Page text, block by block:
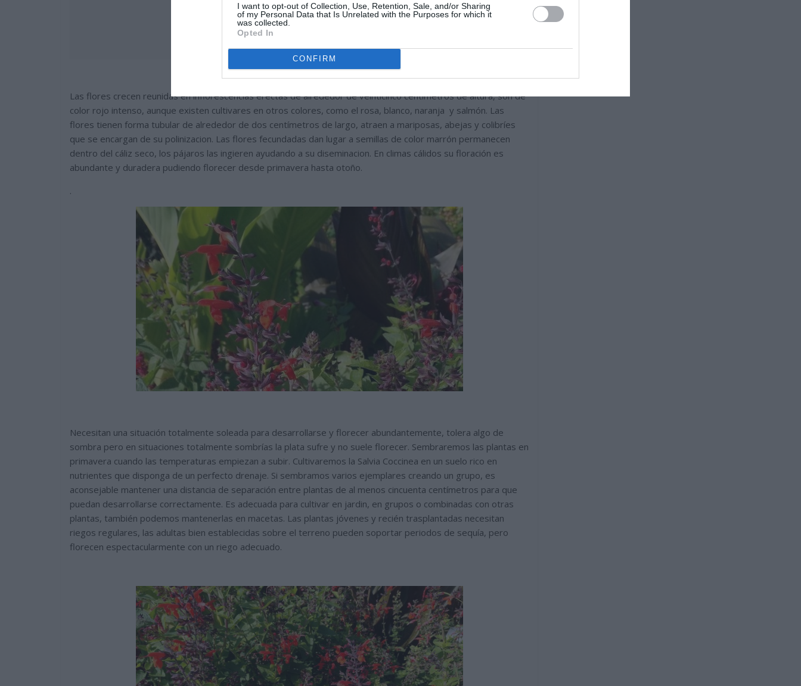
I want to opt-out of Collection, Use, Retention, Sale, and/or Sharing
of my Personal Data that Is Unrelated with the Purposes for which it
was collected.
Opted In
CONFIRM
Las flores crecen reunidas en inflorescencias erectas de alrededor de veinticinco centímetros de altura, son de
color rojo intenso, aunque existen cultivares en otros colores, como el rosa, blanco, naranja y salmón. Las
flores tienen forma tubular de alrededor de dos centímetros de largo, atraen a mariposas, abejas y colibríes
que se encargan de su polinizacion. Las flores fecundadas dan lugar a semillas de color marrón permanecen
dentro del cáliz seco, los pájaros las ingieren ayudando a su diseminacion. En climas cálidos su floración es
abundante y duradera pudiendo florecer desde primavera hasta otoño.
.
Necesitan una situación totalmente soleada para desarrollarse y florecer abundantemente, tolera algo de
sombra pero en situaciones totalmente sombrías la plata sufre y no suele florecer. Sembraremos las plantas en
primavera cuando las temperaturas empiezan a subir. Cultivaremos la Salvia Coccinea en un suelo rico en
nutrientes que disponga de un perfecto drenaje. Si sembramos varios ejemplares creando un grupo, es
aconsejable mantener una distancia de separación entre plantas de al menos cincuenta centímetros para que
puedan desarrollarse correctamente. Es adecuada para cultivar en jardin, en grupos o combinadas con otras
plantas, también podemos mantenerlas en macetas. Las plantas jóvenes y recién trasplantadas necesitan
riegos regulares, las adultas bien establecidas sobre el terreno pueden soportar periodos de sequía, pero
florecen espectacularmente con un riego adecuado.